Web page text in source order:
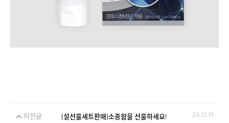
이전글 [설선물세트판매]소중함을 선물하세요! 24.12.19